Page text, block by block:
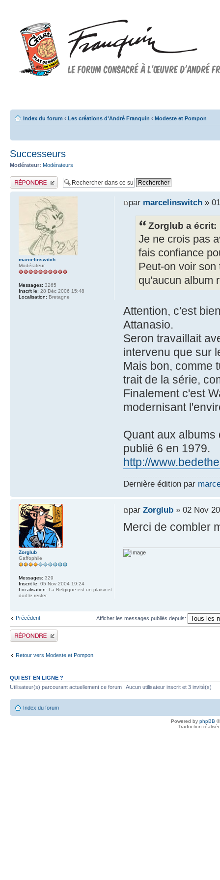
Index du forum ‹ Les créations d'André Franquin ‹ Modeste et Pompon
Successeurs
Modérateur: Modérateurs
Publier une réponse
par marcelinswitch»
Zorglub a écrit:
Je ne crois pas
fais confiance
Peut-on voir
qu'aucun album
Attention, c'est
Attanasio.
Seron travaillait
intervenu que sur
Mais bon, comme
trait de la série,
Finalement c'est
modernisant
Quant aux albums
publié 6 en 1979.
http://
Dernière édition par
marcelinswitch
Modérateur
Messages: 3265
Inscrit le: 28 Déc 2006 15:48
Localisation: Bretagne
par Zorglub» 02 Nov
Merci de combler
Zorglub
Gaffophile
Messages: 329
Inscrit le: 05 Nov 2004 19:24
Localisation: La Belgique est un plaisir et
doit le rester
Précédent Afficher les messages publiés depuis:
Publier une réponse
Retour vers Modeste et Pompon
QUI EST EN LIGNE ?
Utilisateur(s) parcourant actuellement ce forum : Aucun utilisateur inscrit et 3 invité(s)
Index du forum
Powered by phpBB
Traduction